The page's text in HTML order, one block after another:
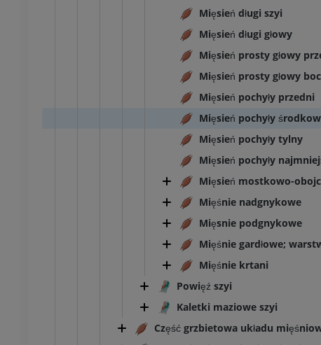
Mięsień długi szyi
Mięsień długi głowy
Mięsień prosty głowy
Mięsień prosty głowy
Mięsień pochyły przedni
Mięsień pochyły
Mięsień pochyły tylny
Mięsień pochyły
Mięsień mostkowo-
Mięśnie nadgnykowe
Mięsnie podgnykowe
Mięśnie gardłowe;
Mięśnie krtani
Powięź szyi
Kaletki maziowe szyi
Część grzbietowa układu
KOSTKA-STOPA